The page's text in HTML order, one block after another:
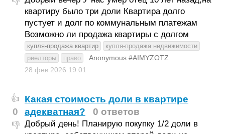
квартиру было три доли Квартира долго
пустует и долг по коммунальным платежам
Возможно ли продажа квартиры с долгом
купля-продажа квартир
купля-продажа недвижимости
риелторы
право
Anonymous #AIMYZOTZ
28 фев 2026 19:01
👍
0
👎
Какая стоимость доли в квартире
адекватная?
0 ответов
Добрый день! Планирую покупку 1/2 доли в